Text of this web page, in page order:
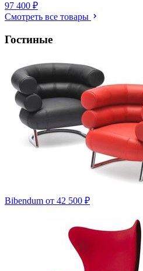
97 400 ₽
Смотреть все товары
Гостиные
Bibendum от 42 500 ₽